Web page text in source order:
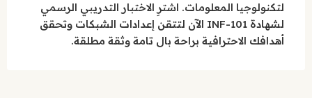
لتكنولوجيا المعلومات. اشترِ الاختبار التدريبي الرسمي
لشهادة INF-101 الآن لتتقن إعدادات الشبكات وتحقق
أهدافك الاحترافية براحة بال تامة وثقة مطلقة.